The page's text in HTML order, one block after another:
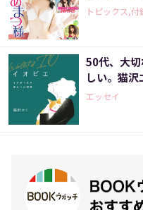
トピックス,
50代、大
しい。猫
エッセイ